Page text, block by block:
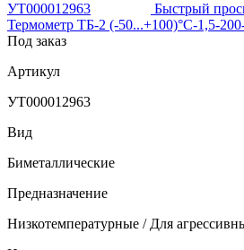
Быстрый
Термометр ТБ-2 (-50...+100)°С-1,5-
Под заказ
Артикул
УТ000012963
Вид
Биметаллические
Предназначение
Низкотемпературные / Для